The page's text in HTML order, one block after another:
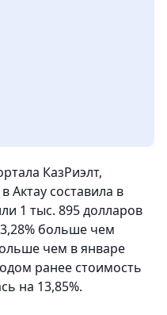
КазРиэлт,
Актау составила в
1 тыс. 895 долларов
больше чем
чем в январе
ранее стоимость
на 13,85%.